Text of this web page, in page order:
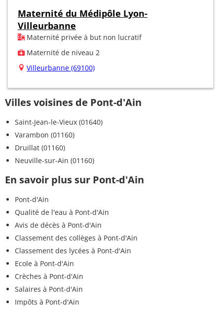
Maternité du Médipôle Lyon-
Villeurbanne
Maternité privée à but non lucratif
Maternité de niveau 2
Villeurbanne (69100)
Villes voisines de Pont-d'Ain
Saint-Jean-le-Vieux (01640)
Varambon (01160)
Druillat (01160)
Neuville-sur-Ain (01160)
En savoir plus sur Pont-d'Ain
Pont-d'Ain
Qualité de l'eau à Pont-d'Ain
Avis de décès à Pont-d'Ain
Classement des collèges à Pont-d'Ain
Classement des lycées à Pont-d'Ain
Ecole à Pont-d'Ain
Crèches à Pont-d'Ain
Salaires à Pont-d'Ain
Impôts à Pont-d'Ain